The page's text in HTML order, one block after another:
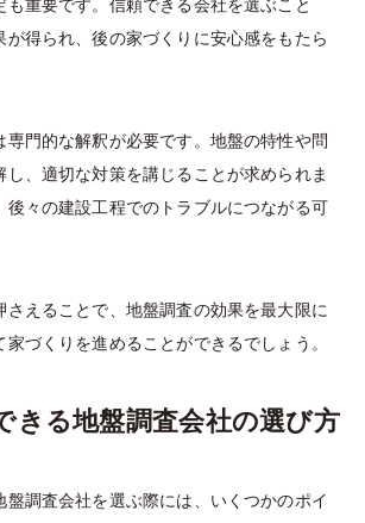
も重要です。信頼できる会社を選ぶこと
が得られ、後の家づくりに安心感をもたら
専門的な解釈が必要です。地盤の特性や問
し、適切な対策を講じることが求められま
後々の建設工程でのトラブルにつながる可
さえることで、地盤調査の効果を最大限に
づくりを進めることができるでしょう。
きる地盤調査会社の選び方
盤調査会社を選ぶ際には、いくつかのポイ